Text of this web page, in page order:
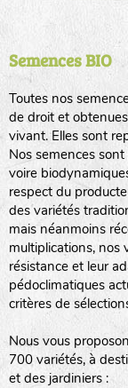
Semences BIO
Toutes nos
de droit et
vivant. Elles sont
Nos semences
voire
respect du
des variétés
mais néanmoins
multiplications, nos
résistance et leur
pédoclimatiques
critères de
Nous vous
700 variétés, à
et des jardiniers :
haies
zone